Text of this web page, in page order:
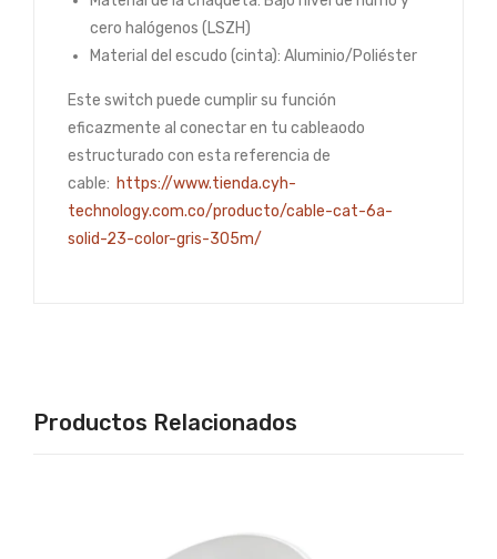
cero halógenos (LSZH)
Material del escudo (cinta): Aluminio/Poliéster
Este switch puede cumplir su función
eficazmente al conectar en tu cableaodo
estructurado con esta referencia de
cable: https://www.tienda.cyh-
technology.com.co/producto/cable-cat-6a-
solid-23-color-gris-305m/
Productos Relacionados